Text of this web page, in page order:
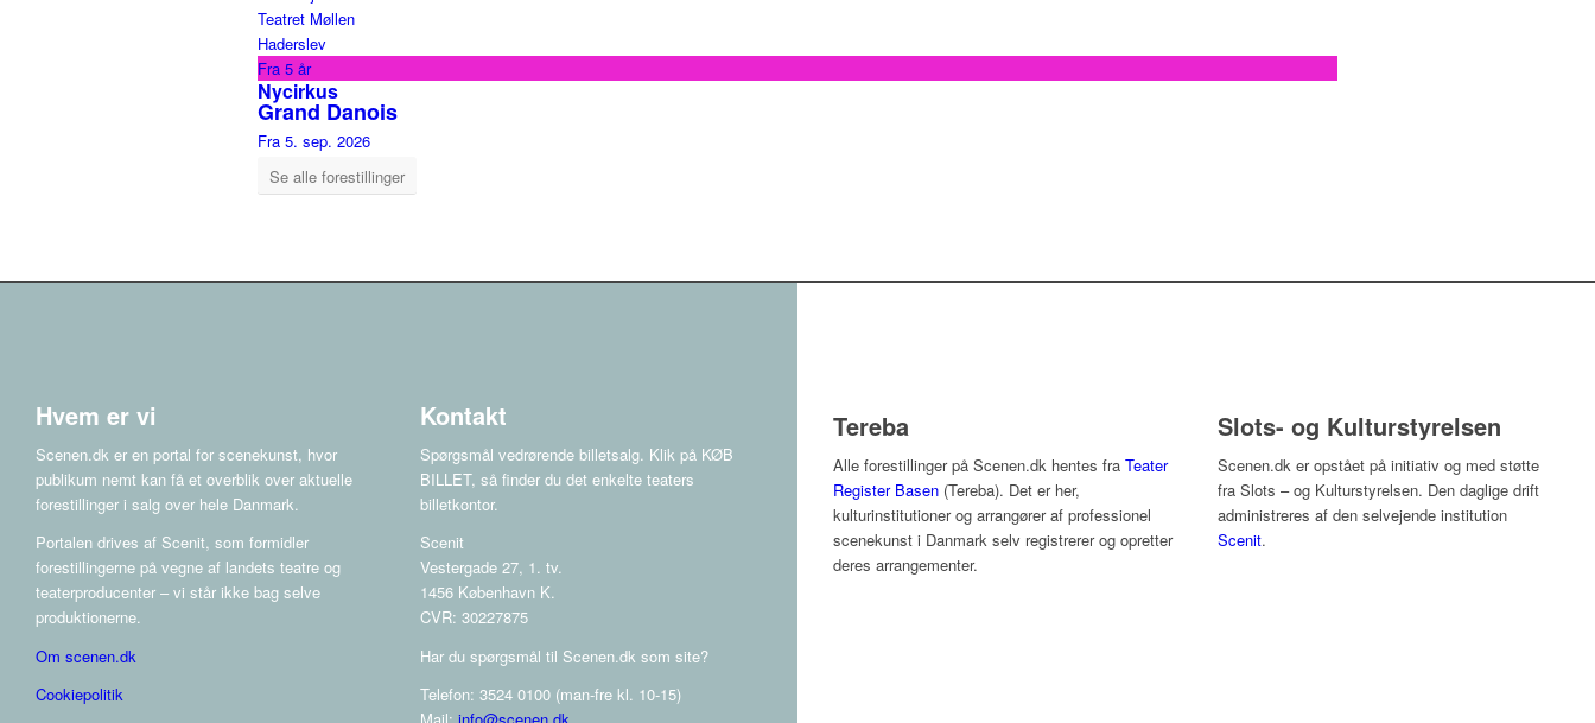
Teatret Møllen
Haderslev
Fra 5 år
Nycirkus
Grand Danois
Fra 5. sep. 2026
Se alle forestillinger
Hvem er vi
Scenen.dk er en portal for scenekunst, hvor
publikum nemt kan få et overblik over aktuelle
forestillinger i salg over hele Danmark.
Portalen drives af Scenit, som formidler
forestillingerne på vegne af landets teatre og
teaterproducenter – vi står ikke bag selve
produktionerne.
Om scenen.dk
Cookiepolitik
Kontakt
Spørgsmål vedrørende billetsalg. Klik på KØB
BILLET, så finder du det enkelte teaters
billetkontor.
Scenit
Vestergade 27, 1. tv.
1456 København K.
CVR: 30227875
Har du spørgsmål til Scenen.dk som site?
Telefon: 3524 0100 (man-fre kl. 10-15)
Mail:info@scenen.dk
Tereba
Alle forestillinger på Scenen.dk hentes fra Teater
Register Basen (Tereba). Det er her,
kulturinstitutioner og arrangører af professionel
scenekunst i Danmark selv registrerer og opretter
deres arrangementer.
Slots- og Kulturstyrelsen
Scenen.dk er opstået på initiativ og med støtte
fra Slots – og Kulturstyrelsen. Den daglige drift
administreres af den selvejende institution
Scenit.